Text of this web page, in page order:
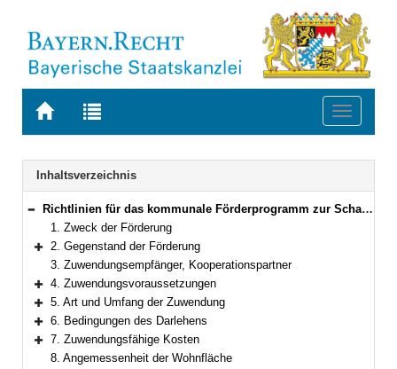
Zur
BAYERN.RECHT
Zur
letzten
Suche
Toggle
Navigation
Inhaltsverzeichnis
Bereich reduzieren
Richtlinien für das kommunale Förderprogramm zur Schaffung von Mietwohnraum in Bayern
1. Zweck der Förderung
Bereich erweitern
2. Gegenstand der Förderung
3. Zuwendungsempfänger, Kooperationspartner
Bereich erweitern
4. Zuwendungsvoraussetzungen
Bereich erweitern
5. Art und Umfang der Zuwendung
Bereich erweitern
6. Bedingungen des Darlehens
Bereich erweitern
7. Zuwendungsfähige Kosten
8. Angemessenheit der Wohnfläche